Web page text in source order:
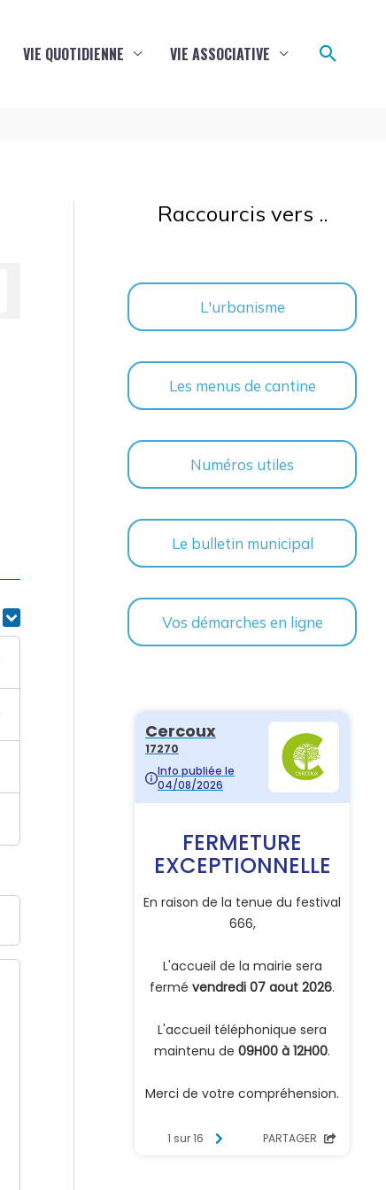
VIE QUOTIDIENNE VIE ASSOCIATIVE
Raccourcis vers ..
L'urbanisme
Les menus de cantine
Numéros utiles
Le bulletin municipal
Vos démarches en ligne